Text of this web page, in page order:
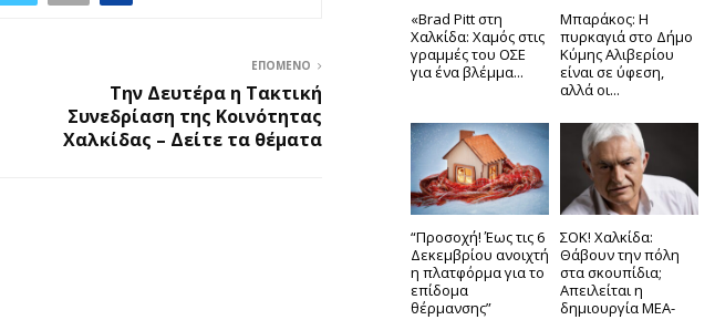
ΕΠΌΜΕΝΟ
Την Δευτέρα η Τακτική
Συνεδρίαση της Κοινότητας
Χαλκίδας – Δείτε τα θέματα
«Brad Pitt στη
Χαλκίδα: Χαμός στις
γραμμές του ΟΣΕ
για ένα βλέμμα...
Μπαράκος: Η
πυρκαγιά στο Δήμο
Κύμης Αλιβερίου
είναι σε ύφεση,
αλλά οι...
“Προσοχή! Έως τις 6
Δεκεμβρίου ανοιχτή
η πλατφόρμα για το
επίδομα
θέρμανσης”
ΣΟΚ! Χαλκίδα:
Θάβουν την πόλη
στα σκουπίδια;
Απειλείται η
δημιουργία ΜΕΑ-